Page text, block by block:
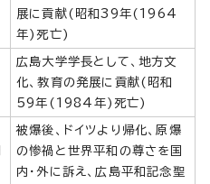
展に貢献(昭和39年(1964
年)死亡)
広島大学学長として、地方文
化、教育の発展に貢献(昭和
59年(1984年)死亡)
被爆後、ドイツより帰化、原爆
の惨禍と世界平和の尊さを国
内・外に訴え、広島平和記念聖